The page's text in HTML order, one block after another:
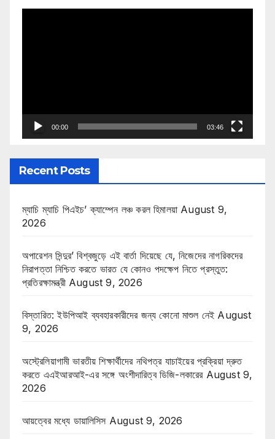
00:00 03:46
Recent Posts
ম্যাচি ম্যাচি পিএইচ’ ক্যাম্পেন লঞ্চ করল হিমালয়া August 9,
2026
অপারেশন সিন্দুর’ বিশ্বজুড়ে এই বার্তা দিয়েছে যে, নিজেদের নাগরিকদের
নিরাপত্তা নিশ্চিত করতে ভারত যে কোনও পদক্ষেপ নিতে প্রস্তুত:
প্রতিরক্ষামন্ত্রী August 9, 2026
বিস্তারিত: ইউপিআই ব্যবহারকারীদের জন্য কোনো মাশুল নেই August
9, 2026
অস্ট্রেলিয়াগামী ভারতীয় শিক্ষার্থীদের নথিপত্র যাচাইয়ের প্রক্রিয়া দ্রুত
করতে এএইআরআই-এর সঙ্গে অংশীদারিত্ব ডিজি-লকারের August 9,
2026
আয়ত্বের মধ্যে ডায়ালিসিস August 9, 2026